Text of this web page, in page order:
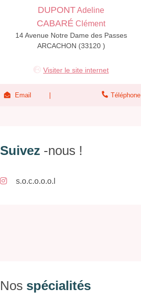
DUPONTAdeline
CABARÉ Clément
14 Avenue Notre Dame des Passes
ARCACHON (33120 )
Visiter le site internet
Email Téléphone
Suivez -nous !
s.o.c.o.o.o.l
Nos spécialités